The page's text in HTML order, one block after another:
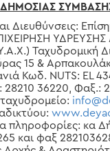
Διευθύνσεις:
Ταχυδρομική
15 &
Κωδ. NUTS: ΕL
28210 36220, Φαξ.:
πληροφορίες: κα
και φαξ